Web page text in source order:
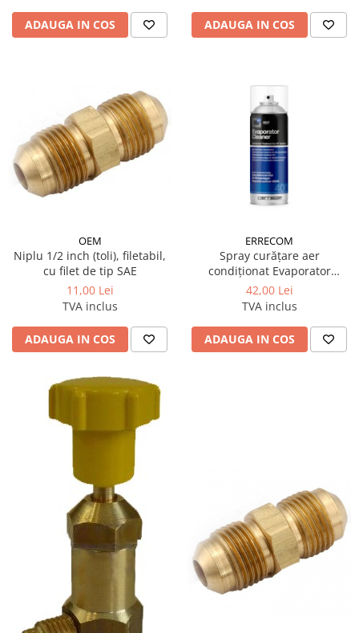
ADAUGA IN COS ADAUGA IN COS
OEM
Niplu 1/2 inch (toli), filetabil,
cu filet de tip SAE
11,00 Lei
TVA inclus
ADAUGA IN COS
ERRECOM
Spray curățare aer
condiționat Evaporator
Cleaner Liquid 400 ml
Errecom
42,00 Lei
TVA inclus
ADAUGA IN COS